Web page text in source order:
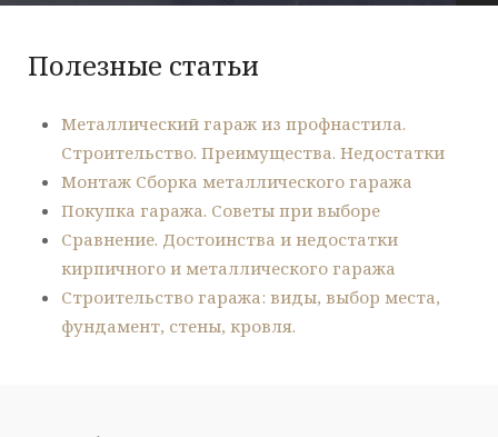
Полезные статьи
Металлический гараж из профнастила.
Строительство. Преимущества. Недостатки
Монтаж Сборка металлического гаража
Покупка гаража. Советы при выборе
Сравнение. Достоинства и недостатки
кирпичного и металлического гаража
Строительство гаража: виды, выбор места,
фундамент, стены, кровля.